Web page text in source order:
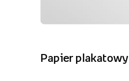
Papier plakatowy